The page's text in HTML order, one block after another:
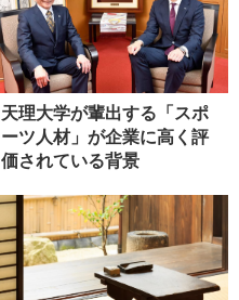
天理大学が輩出する「スポ
ーツ人材」が企業に高く評
価されている背景